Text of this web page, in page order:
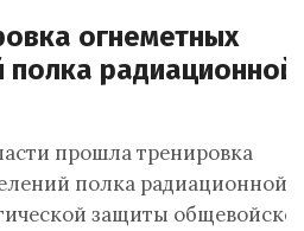
огнеметных
радиационной
прошла тренировка
полка радиационной,
защиты